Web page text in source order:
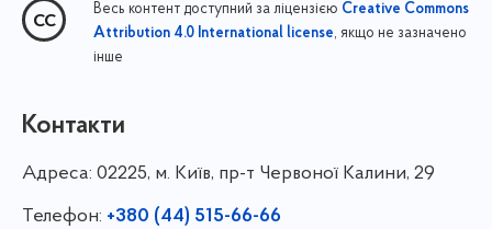
Весь контент доступний за ліцензією Creative Commons
Attribution 4.0 International license, якщо не зазначено
інше
Контакти
Адреса: 02225, м. Київ, пр-т Червоної Калини, 29
Телефон: +380 (44) 515-66-66